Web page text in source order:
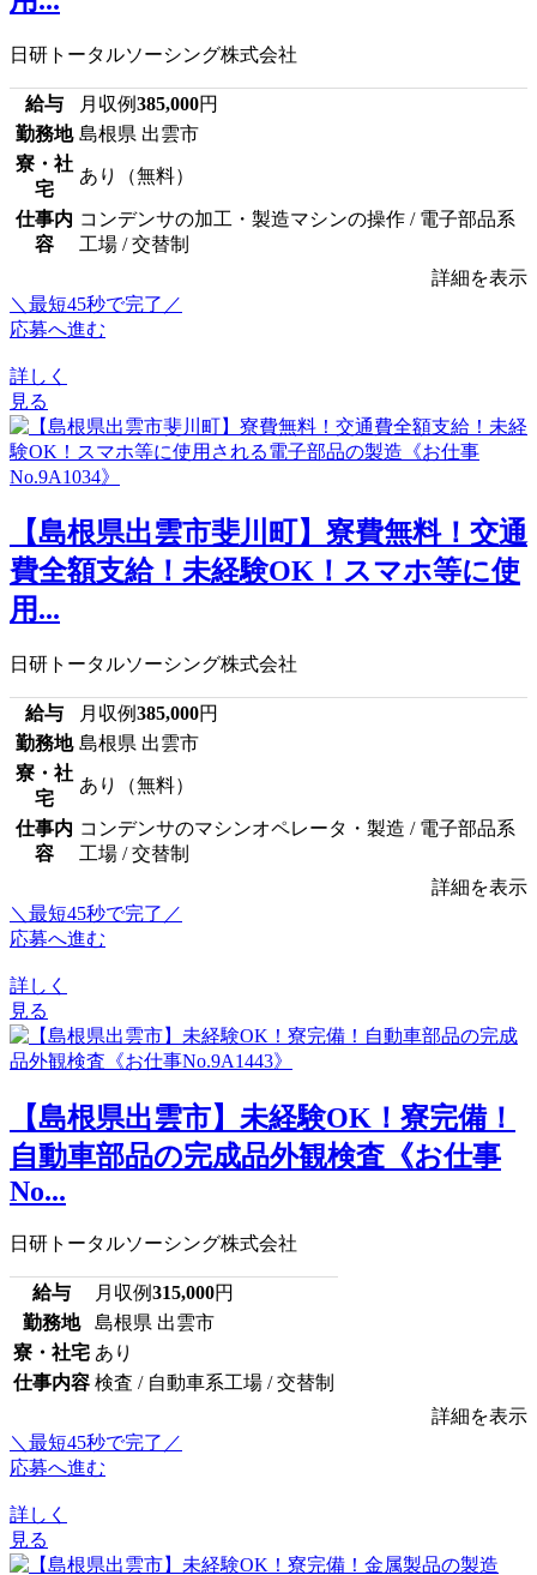
日研トータルソーシング株式会社
給与 月収例385,000円
勤務地 島根県 出雲市
寮・社
宅
あり（無料）
仕事内
容
コンデンサの加工・製造マシンの操作 / 電子部品系
工場 / 交替制
詳細を表示
＼最短45秒で完了／
応募へ進む
詳しく
見る
【島根県出雲市斐川町】寮費無料！交通
費全額支給！未経験OK！スマホ等に使
用...
日研トータルソーシング株式会社
給与 月収例385,000円
勤務地 島根県 出雲市
寮・社
宅
あり（無料）
仕事内
容
コンデンサのマシンオペレータ・製造 / 電子部品系
工場 / 交替制
詳細を表示
＼最短45秒で完了／
応募へ進む
詳しく
見る
【島根県出雲市】未経験OK！寮完備！
自動車部品の完成品外観検査《お仕事
No...
日研トータルソーシング株式会社
給与 月収例315,000円
勤務地
島根県 出雲市
寮・社宅 あり
仕事内容 検査 / 自動車系工場 / 交替制
詳細を表示
＼最短45秒で完了／
応募へ進む
詳しく
見る